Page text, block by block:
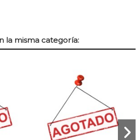
la misma categoría: